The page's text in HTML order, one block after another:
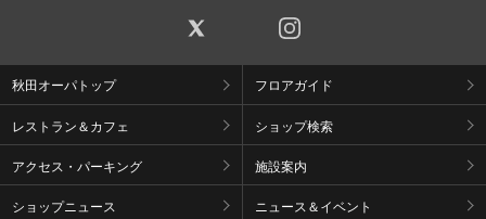
秋田オーパトップ フロアガイド
レストラン＆カフェ ショップ検索
アクセス・パーキング 施設案内
ショップニュース ニュース＆イベント